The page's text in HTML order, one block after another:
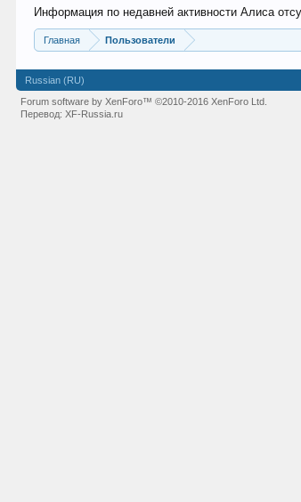
Информация по недавней активности Алиса
Главная Пользователи
Russian (RU)
Forum software by XenForo™©2010-2016 XenForo Ltd.
Перевод:XF-Russia.ru